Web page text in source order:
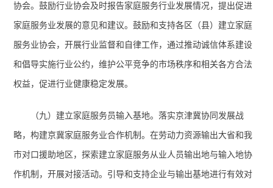
协会。鼓励行业协会及时报告家庭服务行业发展情况，提出促进
家庭服务业发展的意见和建议。鼓励和支持各区（县）建立家庭
服务业协会，开展行业监督和自律工作，通过推动诚信体系建设
和倡导实施行业公约，维护公平竞争的市场秩序和相关各方合法
权益，促进行业健康稳定发展。
（九）建立家庭服务员输入基地。落实京津冀协同发展战
略，构建京冀家庭服务业合作机制。在劳动力资源输出大省和我
市对口援助地区，探索建立家庭服务从业人员输出地与输入地协
作机制，开展对接活动。引导和支持企业与输出基地进行有效对